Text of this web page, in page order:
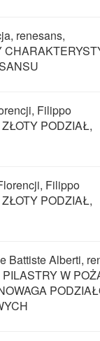
renesans,
Filippo
PODZIAŁ,
Filippo
PODZIAŁ,
Battiste Alberti,
W